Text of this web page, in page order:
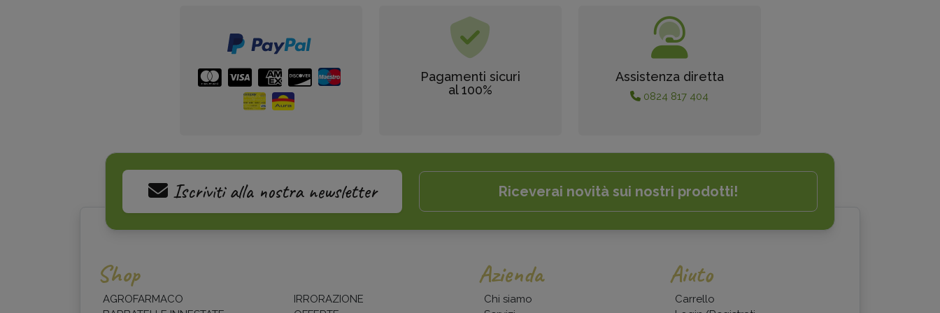
Pagamenti sicuri
al 100%
Assistenza diretta
0824 817 404
Iscriviti alla nostra newsletter Riceverai novità sui nostri prodotti!
Shop
AGROFARMACO
IRRORAZIONE
Azienda
Chi siamo
Aiuto
Carrello